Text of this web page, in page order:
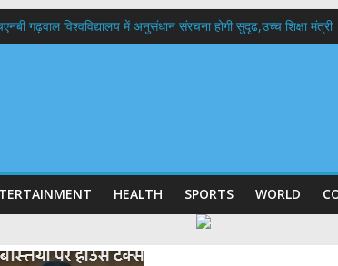
गढ़वाल विश्वविद्यालय में अनुसंधान संरचना होगी सुदृढ,उच्च शिक्षा
दिवस पर मुख्यमंत्री धामी ने उत्कृष्ट बुनकरों और हस्तशिल्प कारीगरों को
HEALTH SPORTS WORLD